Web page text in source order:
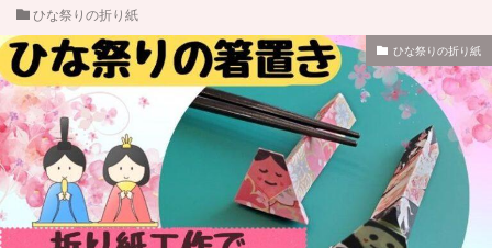
ひな祭りの折り紙
ひな祭りの折り紙